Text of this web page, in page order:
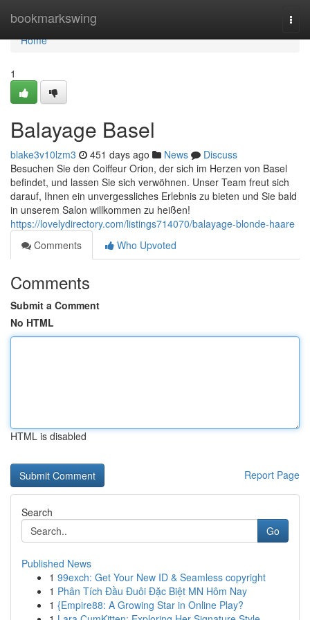
bookmarkswing
Home
Home
1
Balayage Basel
blake3v10lzm3 451 days ago News
Discuss
Besuchen Sie den Coiffeur Orion, der sich im Herzen von Basel
befindet, und lassen Sie sich verwöhnen. Unser Team freut sich
darauf, Ihnen ein unvergessliches Erlebnis zu bieten und Sie bald
in unserem Salon willkommen zu heißen!
https://lovelydirectory.com/listings714070/balayage-blonde-haare
Comments
Who Upvoted
Comments
Submit a Comment
No HTML
HTML is disabled
Report Page
Search
Go
Published News
1 99exch: Get Your New ID & Seamless copyright
1 Phân Tích Đầu Đuôi Đặc Biệt MN Hôm Nay
1 {Empire88: A Growing Star in Online Play?